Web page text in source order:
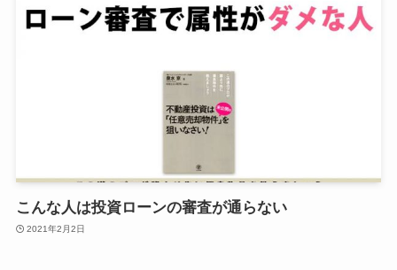
こんな人は投資ローンの審査が通らない
2021年2月2日